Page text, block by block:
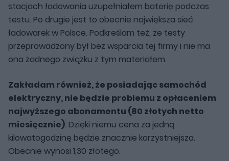
stacjach ładowania uzupełniałem baterię podczas
testu. Po drugie jest to obecnie największa sieć
ładowarek w Polsce. Podkreślam też, że testy
przeprowadzony był bez wsparcia tej firmy i nie ma
ona żadnego związku z tym materiałem.
Zakładam również, że posiadając samochód
elektryczny, nie będzie problemu z opłaceniem
najwyższego abonamentu (80 złotych netto
miesięcznie). Dzięki niemu cena za jedną
kilowatogodzinę będzie znacznie korzystniejsza.
Obecnie wynosi 1,30 złotego.